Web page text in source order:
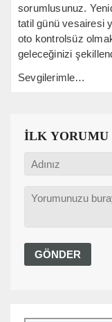
sorumlusunuz.
tatil günü vesairesi
oto kontrolsüz
geleceğinizi
Sevgilerimle…
İLK YORUMU